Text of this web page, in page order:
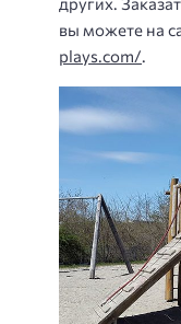
вы можете на
plays.com/.